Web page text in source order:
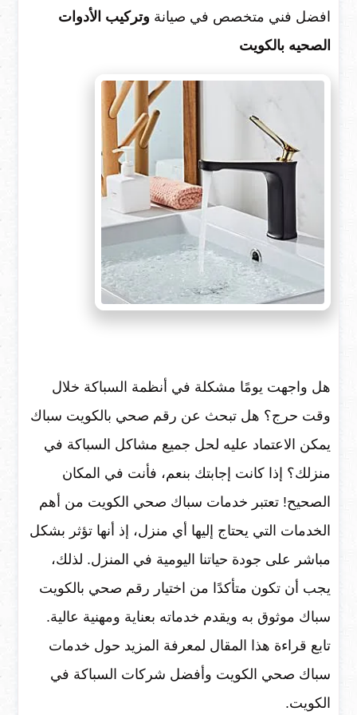
افضل فني متخصص في صيانة وتركيب الأدوات
الصحيه بالكويت
هل واجهت يومًا مشكلة في أنظمة السباكة خلال
وقت حرج؟ هل تبحث عن رقم صحي بالكويت سباك
يمكن الاعتماد عليه لحل جميع مشاكل السباكة في
منزلك؟ إذا كانت إجابتك بنعم، فأنت في المكان
الصحيح! تعتبر خدمات سباك صحي الكويت من أهم
الخدمات التي يحتاج إليها أي منزل، إذ أنها تؤثر بشكل
مباشر على جودة حياتنا اليومية في المنزل. لذلك،
يجب أن تكون متأكدًا من اختيار رقم صحي بالكويت
سباك موثوق به ويقدم خدماته بعناية ومهنية عالية.
تابع قراءة هذا المقال لمعرفة المزيد حول خدمات
سباك صحي الكويت وأفضل شركات السباكة في
الكويت.